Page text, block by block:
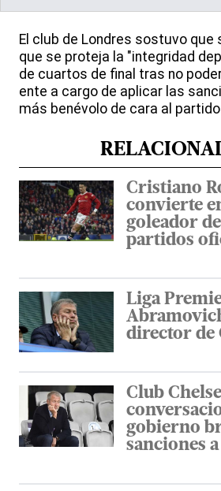
El club de Londres sostuvo que
que se proteja la "integridad
de cuartos de final tras no
ente a cargo de aplicar las
más benévolo de cara al
Cristiano
convierte
goleador
partidos
Liga
director de
Club
gobierno
sanciones